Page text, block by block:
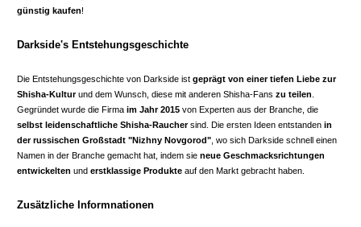
günstig kaufen!
Darkside's Entstehungsgeschichte
Die Entstehungsgeschichte von Darkside ist geprägt von einer tiefen Liebe zur
Shisha-Kulturund dem Wunsch, diese mit anderen Shisha-Fans zu teilen
Gegründet wurde die Firma im Jahr 2015 von Experten aus der Branche, die
selbst leidenschaftliche Shisha-Rauchersind. Die ersten Ideen entstanden in
der russischen Großstadt "Nizhny Novgorod" , wo sich Darkside schnell einen
Namen in der Branche gemacht hat, indem sie neue Geschmacksrichtungen
entwickelten und erstklassige Produkte auf den Markt gebracht haben.
Zusätzliche Informnationen